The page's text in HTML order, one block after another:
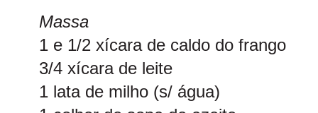
Massa
1 e 1/2 xícara de caldo do frango
3/4 xícara de leite
1 lata de milho (s/ água)